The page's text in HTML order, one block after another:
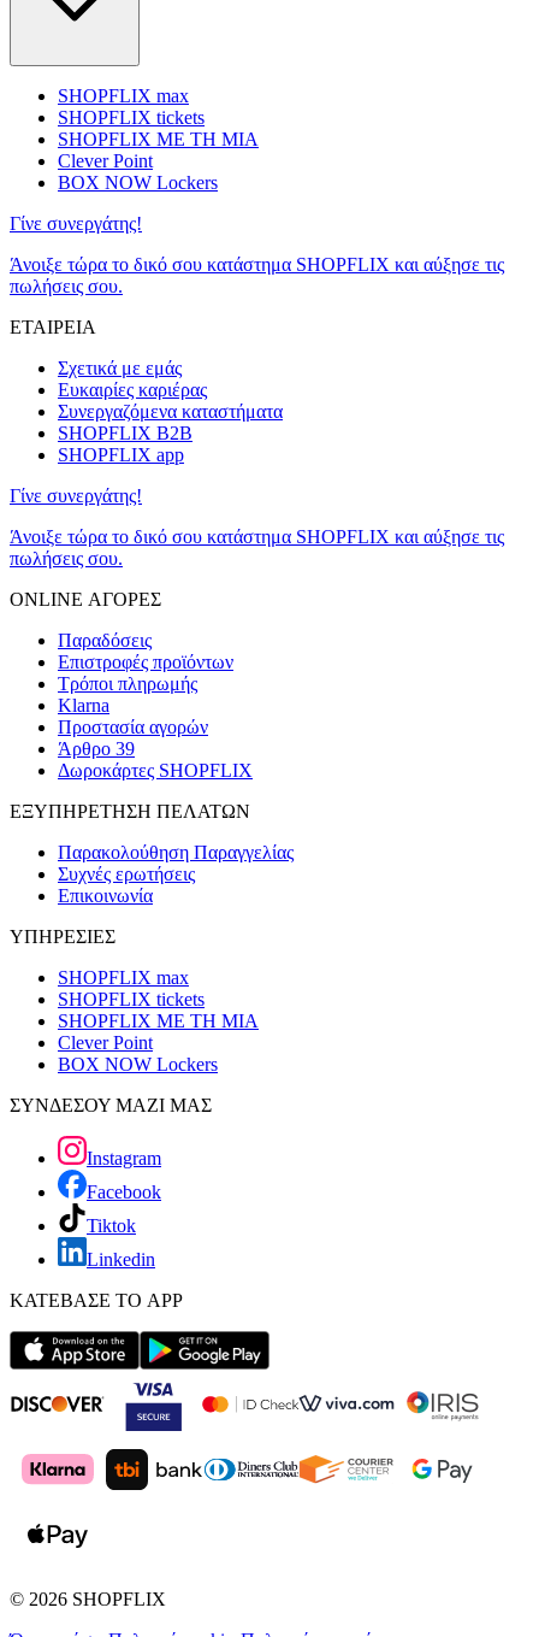
SHOPFLIX max
SHOPFLIX tickets
SHOPFLIX ΜΕ ΤΗ ΜΙΑ
Clever Point
BOX NOW Lockers
Γίνε συνεργάτης!
Άνοιξε τώρα το δικό σου κατάστημα SHOPFLIX και αύξησε τις
πωλήσεις σου.
ΕΤΑΙΡΕΙΑ
Σχετικά με εμάς
Ευκαιρίες καριέρας
Συνεργαζόμενα καταστήματα
SHOPFLIX B2B
SHOPFLIX app
Γίνε συνεργάτης!
Άνοιξε τώρα το δικό σου κατάστημα SHOPFLIX και αύξησε τις
πωλήσεις σου.
ONLINE ΑΓΟΡΕΣ
Παραδόσεις
Επιστροφές προϊόντων
Τρόποι πληρωμής
Klarna
Προστασία αγορών
Άρθρο 39
Δωροκάρτες SHOPFLIX
ΕΞΥΠΗΡΕΤΗΣΗ ΠΕΛΑΤΩΝ
Παρακολούθηση Παραγγελίας
Συχνές ερωτήσεις
Επικοινωνία
ΥΠΗΡΕΣΙΕΣ
SHOPFLIX max
SHOPFLIX tickets
SHOPFLIX ΜΕ ΤΗ ΜΙΑ
Clever Point
BOX NOW Lockers
ΣΥΝΔΕΣΟΥ ΜΑΖΙ ΜΑΣ
Instagram
Facebook
Tiktok
Linkedin
ΚΑΤΕΒΑΣΕ ΤΟ APP
© 2026 SHOPFLIX